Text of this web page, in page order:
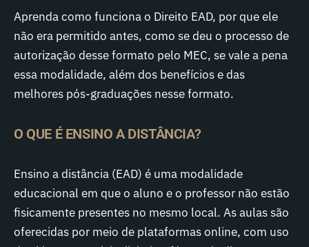
Aprenda como funciona o Direito EAD, por que ele
não era permitido antes, como se deu o processo de
autorização desse formato pelo MEC, se vale a pena
essa modalidade, além dos benefícios e das
melhores pós-graduações nesse formato.
O QUE É ENSINO A DISTÂNCIA?
Ensino a distância (EAD) é uma modalidade
educacional em que o aluno e o professor não estão
fisicamente presentes no mesmo local. As aulas são
oferecidas por meio de plataformas online, com uso